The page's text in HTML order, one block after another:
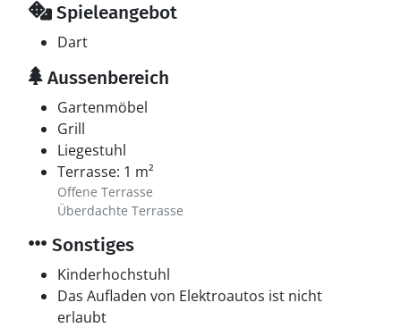
Spieleangebot
Dart
Aussenbereich
Gartenmöbel
Grill
Liegestuhl
Terrasse: 1 m²
Offene Terrasse
Überdachte Terrasse
Sonstiges
Kinderhochstuhl
Das Aufladen von Elektroautos ist nicht
erlaubt